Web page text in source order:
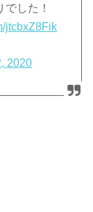
した！
jtcbxZ8Fik
2020